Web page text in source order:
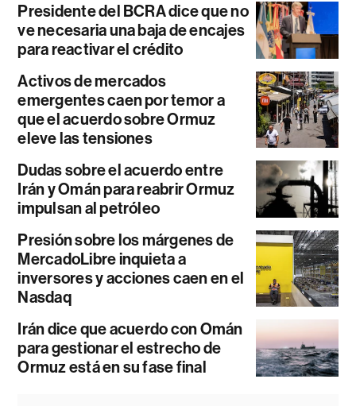
Presidente del BCRA dice que no
ve necesaria una baja de encajes
para reactivar el crédito
Activos de mercados
emergentes caen por temor a
que el acuerdo sobre Ormuz
eleve las tensiones
Dudas sobre el acuerdo entre
Irán y Omán para reabrir Ormuz
impulsan al petróleo
Presión sobre los márgenes de
MercadoLibre inquieta a
inversores y acciones caen en el
Nasdaq
Irán dice que acuerdo con Omán
para gestionar el estrecho de
Ormuz está en su fase final